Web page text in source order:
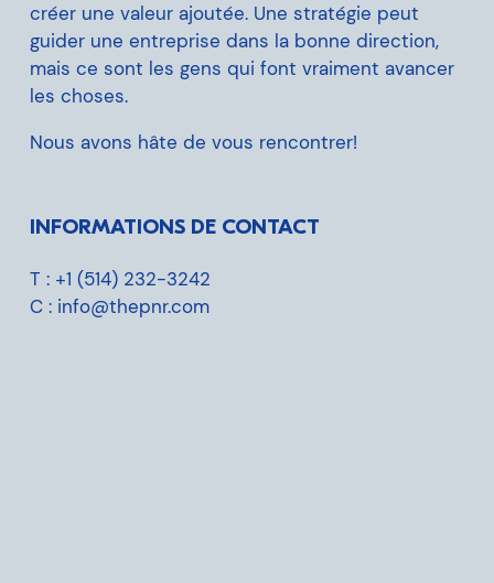
créer une valeur ajoutée. Une stratégie peut
guider une entreprise dans la bonne direction,
mais ce sont les gens qui font vraiment avancer
les choses.
Nous avons hâte de vous rencontrer!
INFORMATIONS DE CONTACT
T : +1 (514) 232-3242
C : info@thepnr.com